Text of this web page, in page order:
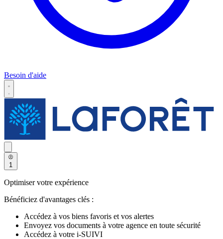
Besoin d'aide
1
Optimiser votre expérience
Bénéficiez d'avantages clés :
Accédez à vos biens favoris et vos alertes
Envoyez vos documents à votre agence en toute sécurité
Accédez à votre i-SUIVI